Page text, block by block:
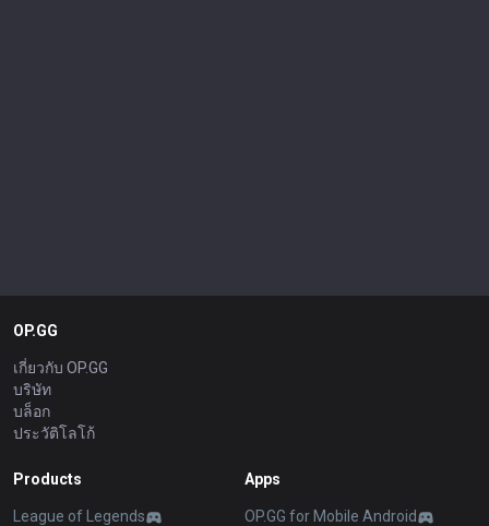
OP.GG
เกี่ยวกับ OP.GG
บริษัท
บล็อก
ประวัติโลโก้
Products
League of Legends
Apps
OP.GG for Mobile Android